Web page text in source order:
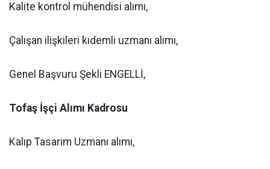
Kalite kontrol mühendisi alımı,
Çalışan ilişkileri kıdemli uzmanı alımı,
Genel Başvuru Şekli ENGELLİ,
Tofaş İşçi Alımı Kadrosu
Kalıp Tasarım Uzmanı alımı,